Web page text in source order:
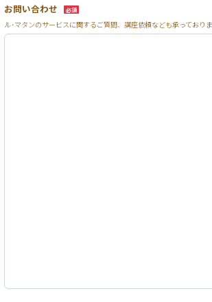
お問い合わせ 必須
ル･マタンのサービスに関するご質問、講座依頼なども承っており